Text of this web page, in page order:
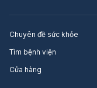
Chuyên đề sức khỏe
Tìm bệnh viện
Cửa hàng